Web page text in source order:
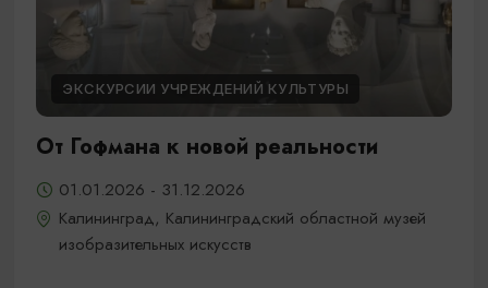
ЭКСКУРСИИ УЧРЕЖДЕНИЙ КУЛЬТУРЫ
От Гофмана к новой реальности
01.01.2026 - 31.12.2026
Калининград, Калининградский областной музей
изобразительных искусств